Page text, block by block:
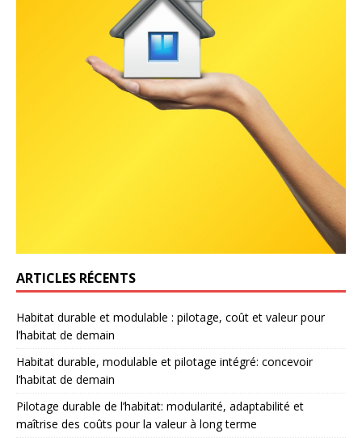
ARTICLES RÉCENTS
Habitat durable et modulable : pilotage, coût et valeur pour
l’habitat de demain
Habitat durable, modulable et pilotage intégré: concevoir
l’habitat de demain
Pilotage durable de l’habitat: modularité, adaptabilité et
maîtrise des coûts pour la valeur à long terme